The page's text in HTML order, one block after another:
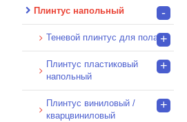
Плинтус напольный -
Теневой плинтус для пола +
Плинтус пластиковый
напольный
+
Плинтус виниловый /
кварцвиниловый
+